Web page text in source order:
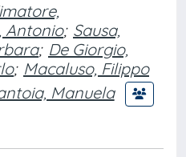
Antonio; Sausa,
; De Giorgio,
; Macaluso, Filippo
Manuela